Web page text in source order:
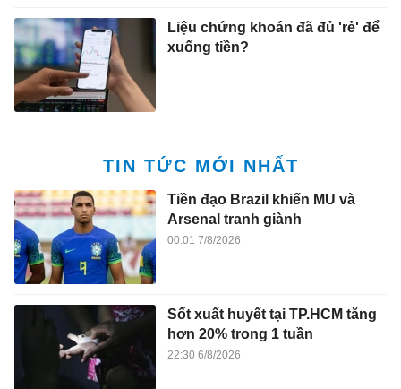
Liệu chứng khoán đã đủ 'rẻ' để
xuống tiền?
TIN TỨC MỚI NHẤT
Tiền đạo Brazil khiến MU và
Arsenal tranh giành
00:01 7/8/2026
Sốt xuất huyết tại TP.HCM tăng
hơn 20% trong 1 tuần
22:30 6/8/2026